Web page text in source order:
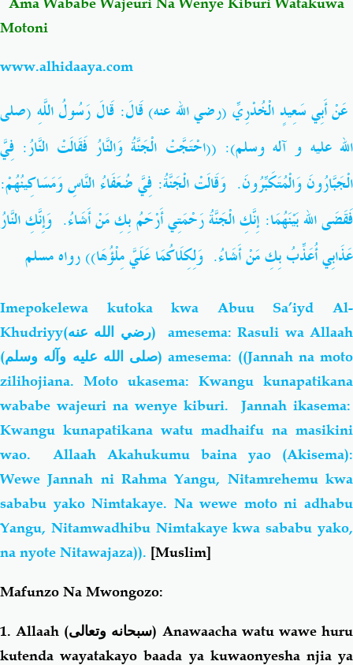
Mapishi
Motoni
www.alhidaaya.com
عَنْ أَبِي سَعِيدٍ الْخُدْرِيِّ (رضي الله عنه) قَالَ: قَالَ رَسُولُ اللَّهِ (صلى
الله عليه و آله وسلم): ((احْتَجَّتْ الْجَنَّةُ وَالنَّارُ فَقَالَتْ النَّارُ: فِيَّ
الْجَبَّارُونَ وَالْمُتَكَبِّرُونَ. وَقَالَتْ الْجَنَّةُ: فِيَّ ضُعَفَاءُ النَّاسِ وَمَسَاكِينُهُمْ:
فَقَضَى الله بَيْنَهُمَا: إِنَّكِ الْجَنَّةُ رَحْمَتِي أَرْحَمُ بِكِ مَنْ أَشَاءُ. وَإِنَّكِ النَّارُ
عَذَابِي أُعَذِّبُ بِكِ مَنْ أَشَاءُ. وَلِكِلَاكُمَاعَلَيَّ مِلْؤُهَا)) رواه مسلم
Imepokelewa kutoka kwa Abuu Sa’iyd Al-
Khudriyy(رضي الله عنه) amesema: Rasuli wa Allaah
(صلى الله عليه وآله وسلم) amesema: ((Jannah na moto
zilihojiana. Moto ukasema: Kwangu kunapatikana
wababe wajeuri na wenye kiburi. Jannah ikasema:
Kwangu kunapatikana watu madhaifu na masikini
wao. Allaah Akahukumu baina yao (Akisema):
Wewe Jannah ni Rahma Yangu, Nitamrehemu kwa
sababu yako Nimtakaye. Na wewe moto ni adhabu
Yangu, Nitamwadhibu Nimtakaye kwa sababu yako,
na nyote Nitawajaza)). [Muslim]
Mafunzo Na Mwongozo:
1. Allaah (سبحانه وتعالى) Anawaacha watu wawe huru
kutenda wayatakayo baada ya kuwaonyesha njia ya